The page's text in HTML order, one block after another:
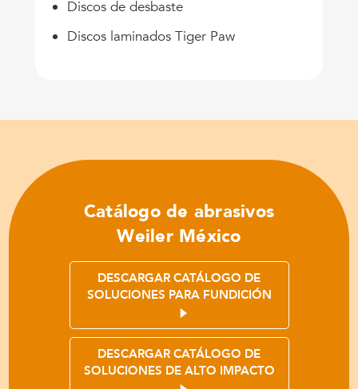
Discos de desbaste
Discos laminados Tiger Paw
Catálogo de abrasivos
Weiler México
DESCARGAR CATÁLOGO DE
DESCARGAR CATÁLOGO DE